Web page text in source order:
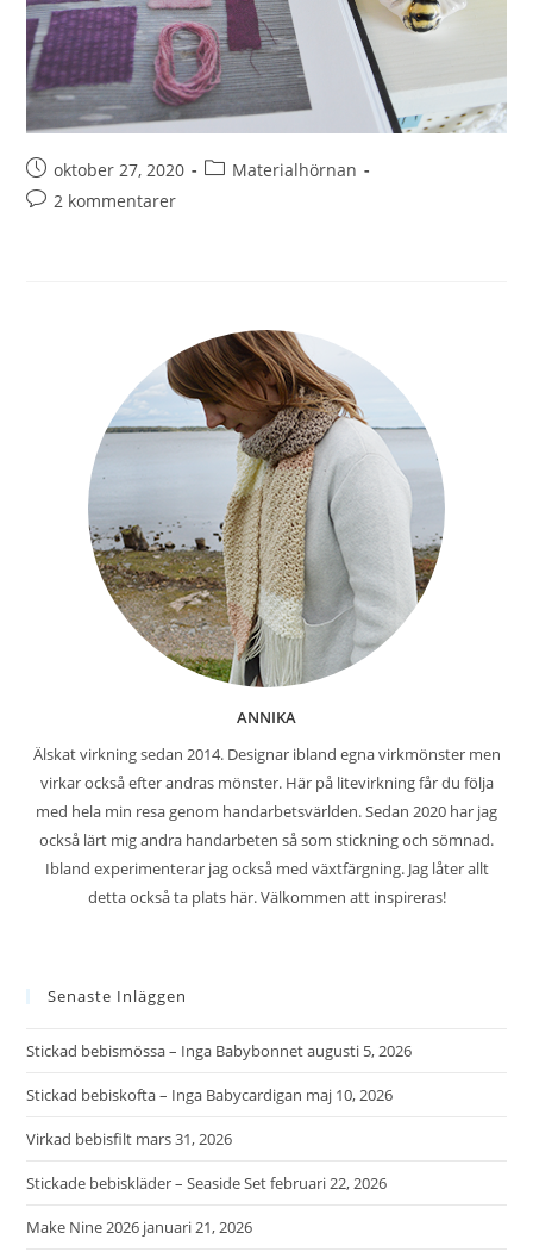
oktober 27, 2020
Materialhörnan
2 kommentarer
ANNIKA
Älskat virkning sedan 2014. Designar ibland egna virkmönster men
virkar också efter andras mönster. Här på litevirkning får du följa
med hela min resa genom handarbetsvärlden. Sedan 2020 har jag
också lärt mig andra handarbeten så som stickning och sömnad.
Ibland experimenterar jag också med växtfärgning. Jag låter allt
detta också ta plats här. Välkommen att inspireras!
Senaste Inläggen
Stickad bebismössa – Inga Babybonnetaugusti 5, 2026
Stickad bebiskofta – Inga Babycardigan maj 10, 2026
Virkad bebisfilt mars 31, 2026
Stickade bebiskläder – Seaside Setfebruari 22, 2026
Make Nine 2026 januari 21, 2026